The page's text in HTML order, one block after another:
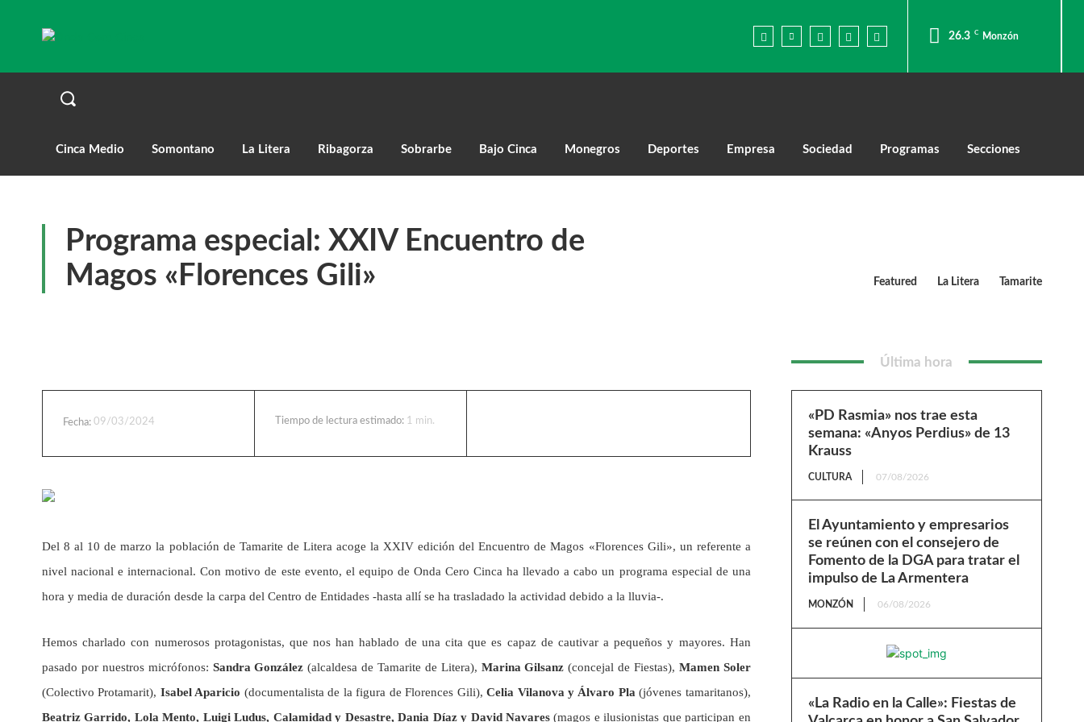
26.3 C Monzón
Cinca Medio Somontano La Litera Ribagorza Sobrarbe Bajo Cinca Monegros Deportes Empresa Sociedad Programas Secciones
Programa especial: XXIV Encuentro de
Magos «Florences Gili»
Featured La Litera Tamarite
Fecha: 09/03/2024 Tiempo de lectura estimado: 1 min.
Del 8 al 10 de marzo la población de Tamarite de Litera acoge la XXIV edición del Encuentro de Magos «Florences Gili», un referente a
nivel nacional e internacional. Con motivo de este evento, el equipo de Onda Cero Cinca ha llevado a cabo un programa especial de una
hora y media de duración desde la carpa del Centro de Entidades -hasta allí se ha trasladado la actividad debido a la lluvia-.
Hemos charlado con numerosos protagonistas, que nos han hablado de una cita que es capaz de cautivar a pequeños y mayores. Han
pasado por nuestros micrófonos: Sandra González (alcaldesa de Tamarite de Litera), Marina Gilsanz (concejal de Fiestas), Mamen Soler
(Colectivo Protamarit), Isabel Aparicio (documentalista de la figura de Florences Gili),Celia Vilanova y Álvaro Pla (jóvenes tamaritanos),
Beatriz Garrido, Lola Mento, Luigi Ludus, Calamidad y Desastre, Dania Díaz y David Navares (magos e ilusionistas que participan en
Última hora
«PD Rasmia» nos trae esta
semana: «Anyos Perdius» de 13
Krauss
CULTURA 07/08/2026
El Ayuntamiento y empresarios
se reúnen con el consejero de
Fomento de la DGA para tratar el
impulso de La Armentera
MONZÓN 06/08/2026
«La Radio en la Calle»: Fiestas de